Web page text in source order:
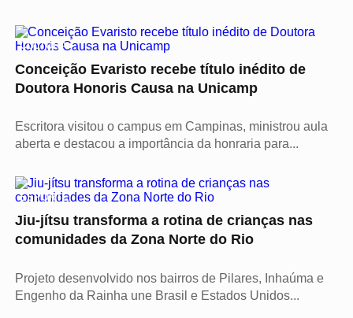
CULTURA
Conceição Evaristo recebe título inédito de
Doutora Honoris Causa na Unicamp
Escritora visitou o campus em Campinas, ministrou aula
aberta e destacou a importância da honraria para...
ESPORTE
Jiu-jítsu transforma a rotina de crianças nas
comunidades da Zona Norte do Rio
Projeto desenvolvido nos bairros de Pilares, Inhaúma e
Engenho da Rainha une Brasil e Estados Unidos...